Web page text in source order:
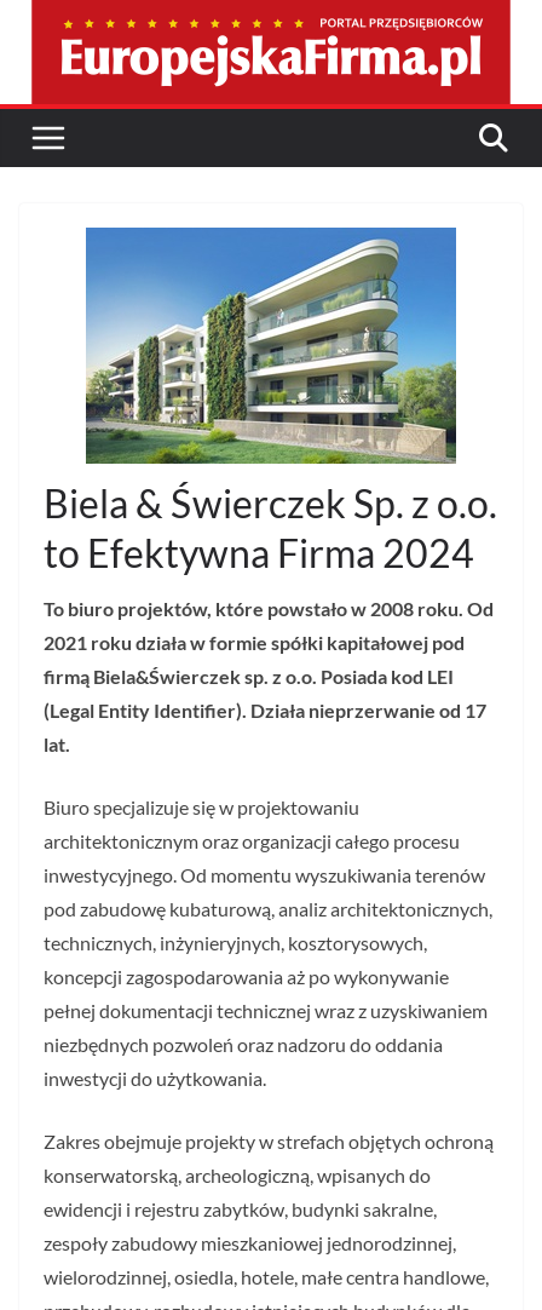
Biela & Świerczek Sp. z o.o.
to Efektywna Firma 2024
To biuro projektów, które powstało w 2008 roku. Od
2021 roku działa w formie spółki kapitałowej pod
firmą Biela&Świerczek sp. z o.o. Posiada kod LEI
(Legal Entity Identifier). Działa nieprzerwanie od 17
lat.
Biuro specjalizuje się w projektowaniu
architektonicznym oraz organizacji całego procesu
inwestycyjnego. Od momentu wyszukiwania terenów
pod zabudowę kubaturową, analiz architektonicznych,
technicznych, inżynieryjnych, kosztorysowych,
koncepcji zagospodarowania aż po wykonywanie
pełnej dokumentacji technicznej wraz z uzyskiwaniem
niezbędnych pozwoleń oraz nadzoru do oddania
inwestycji do użytkowania.
Zakres obejmuje projekty w strefach objętych ochroną
konserwatorską, archeologiczną, wpisanych do
ewidencji i rejestru zabytków, budynki sakralne,
zespoły zabudowy mieszkaniowej jednorodzinnej,
wielorodzinnej, osiedla, hotele, małe centra handlowe,